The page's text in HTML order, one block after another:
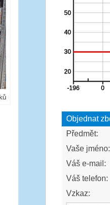
Objednat
Předmět:
Vaše jméno:
Váš e-mail:
Váš telefon:
Vzkaz: